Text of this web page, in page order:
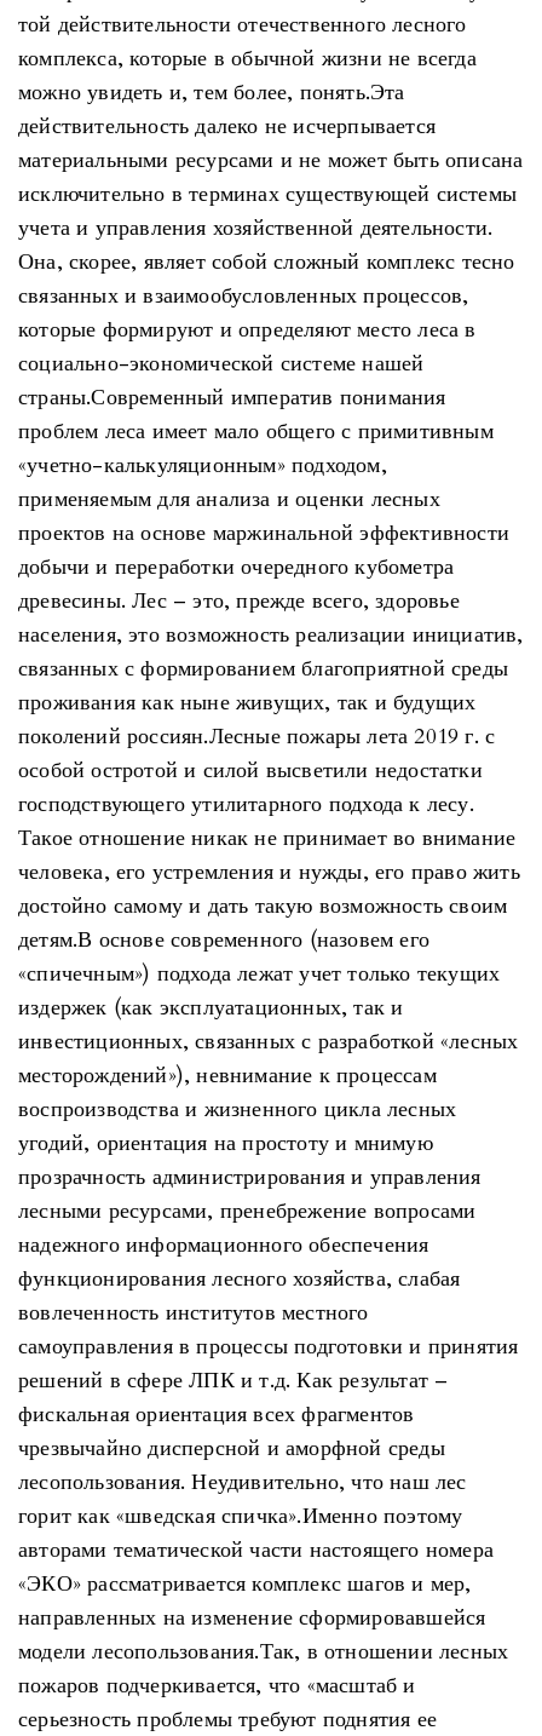
той действительности отечественного лесного
комплекса, которые в обычной жизни не всегда
можно увидеть и, тем более, понять.Эта
действительность далеко не исчерпывается
материальными ресурсами и не может быть описана
исключительно в терминах существующей системы
учета и управления хозяйственной деятельности.
Она, скорее, являет собой сложный комплекс тесно
связанных и взаимообусловленных процессов,
которые формируют и определяют место леса в
социально-экономической системе нашей
страны.Современный императив понимания
проблем леса имеет мало общего с примитивным
«учетно-калькуляционным» подходом,
применяемым для анализа и оценки лесных
проектов на основе маржинальной эффективности
добычи и переработки очередного кубометра
древесины. Лес – это, прежде всего, здоровье
населения, это возможность реализации инициатив,
связанных с формированием благоприятной среды
проживания как ныне живущих, так и будущих
поколений россиян.Лесные пожары лета 2019 г. с
особой остротой и силой высветили недостатки
господствующего утилитарного подхода к лесу.
Такое отношение никак не принимает во внимание
человека, его устремления и нужды, его право жить
достойно самому и дать такую возможность своим
детям.В основе современного (назовем его
«спичечным») подхода лежат учет только текущих
издержек (как эксплуатационных, так и
инвестиционных, связанных с разработкой «лесных
месторождений»), невнимание к процессам
воспроизводства и жизненного цикла лесных
угодий, ориентация на простоту и мнимую
прозрачность администрирования и управления
лесными ресурсами, пренебрежение вопросами
надежного информационного обеспечения
функционирования лесного хозяйства, слабая
вовлеченность институтов местного
самоуправления в процессы подготовки и принятия
решений в сфере ЛПК и т.д. Как результат –
фискальная ориентация всех фрагментов
чрезвычайно дисперсной и аморфной среды
лесопользования. Неудивительно, что наш лес
горит как «шведская спичка».Именно поэтому
авторами тематической части настоящего номера
«ЭКО» рассматривается комплекс шагов и мер,
направленных на изменение сформировавшейся
модели лесопользования.Так, в отношении лесных
пожаров подчеркивается, что «масштаб и
серьезность проблемы требуют поднятия ее